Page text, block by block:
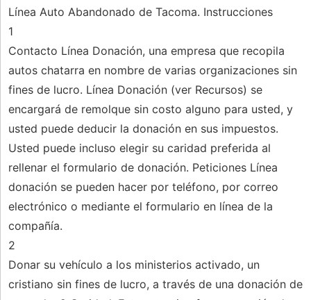
Línea Auto Abandonado de Tacoma. Instrucciones
1
Contacto Línea Donación, una empresa que recopila
autos chatarra en nombre de varias organizaciones sin
fines de lucro. Línea Donación (ver Recursos) se
encargará de remolque sin costo alguno para usted, y
usted puede deducir la donación en sus impuestos.
Usted puede incluso elegir su caridad preferida al
rellenar el formulario de donación. Peticiones Línea
donación se pueden hacer por teléfono, por correo
electrónico o mediante el formulario en línea de la
compañía.
2
Donar su vehículo a los ministerios activado, un
cristiano sin fines de lucro, a través de una donación de